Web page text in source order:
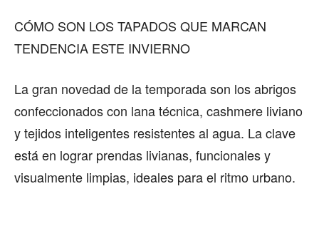
CÓMO SON LOS TAPADOS QUE MARCAN
TENDENCIA ESTE INVIERNO
La gran novedad de la temporada son los abrigos
confeccionados con lana técnica, cashmere liviano
y tejidos inteligentes resistentes al agua. La clave
está en lograr prendas livianas, funcionales y
visualmente limpias, ideales para el ritmo urbano.